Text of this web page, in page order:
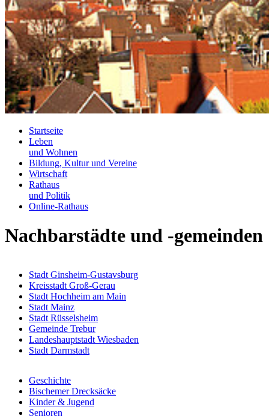
Startseite
Leben
und Wohnen
Bildung, Kultur und Vereine
Wirtschaft
Rathaus
und Politik
Online-Rathaus
Nachbarstädte und -gemeinden
Stadt Ginsheim-Gustavsburg
Kreisstadt Groß-Gerau
Stadt Hochheim am Main
Stadt Mainz
Stadt Rüsselsheim
Gemeinde Trebur
Landeshauptstadt Wiesbaden
Stadt Darmstadt
Geschichte
Bischemer Drecksäcke
Kinder & Jugend
Senioren